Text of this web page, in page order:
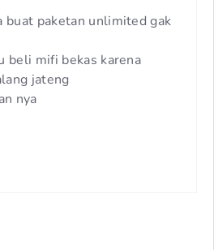
buat paketan unlimited gak
beli mifi bekas karena
jateng
nya